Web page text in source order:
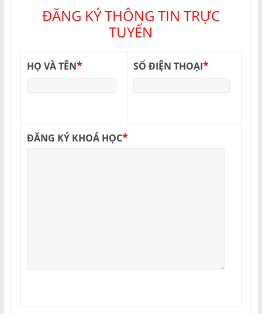
ĐĂNG KÝ THÔNG TIN TRỰC
TUYẾN
HỌ VÀ TÊN* SỐ ĐIỆN THOẠI*
ĐĂNG KÝ KHOÁ HỌC*